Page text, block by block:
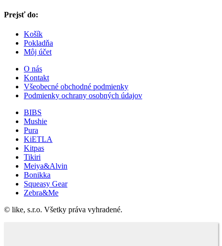
Prejsť do:
Košík
Pokladňa
Môj účet
O nás
Kontakt
Všeobecné obchodné podmienky
Podmienky ochrany osobných údajov
BIBS
Mushie
Pura
KiETLA
Kitpas
Tikiri
Meiya&Alvin
Bonikka
Squeasy Gear
Zebra&Me
© like, s.r.o. Všetky práva vyhradené.